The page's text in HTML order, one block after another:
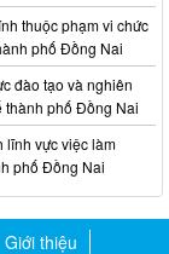
thuộc phạm vi chức
phố Đồng Nai
đào tạo và nghiên
thành phố Đồng Nai
lĩnh vực việc làm
phố Đồng Nai
Giới thiệu